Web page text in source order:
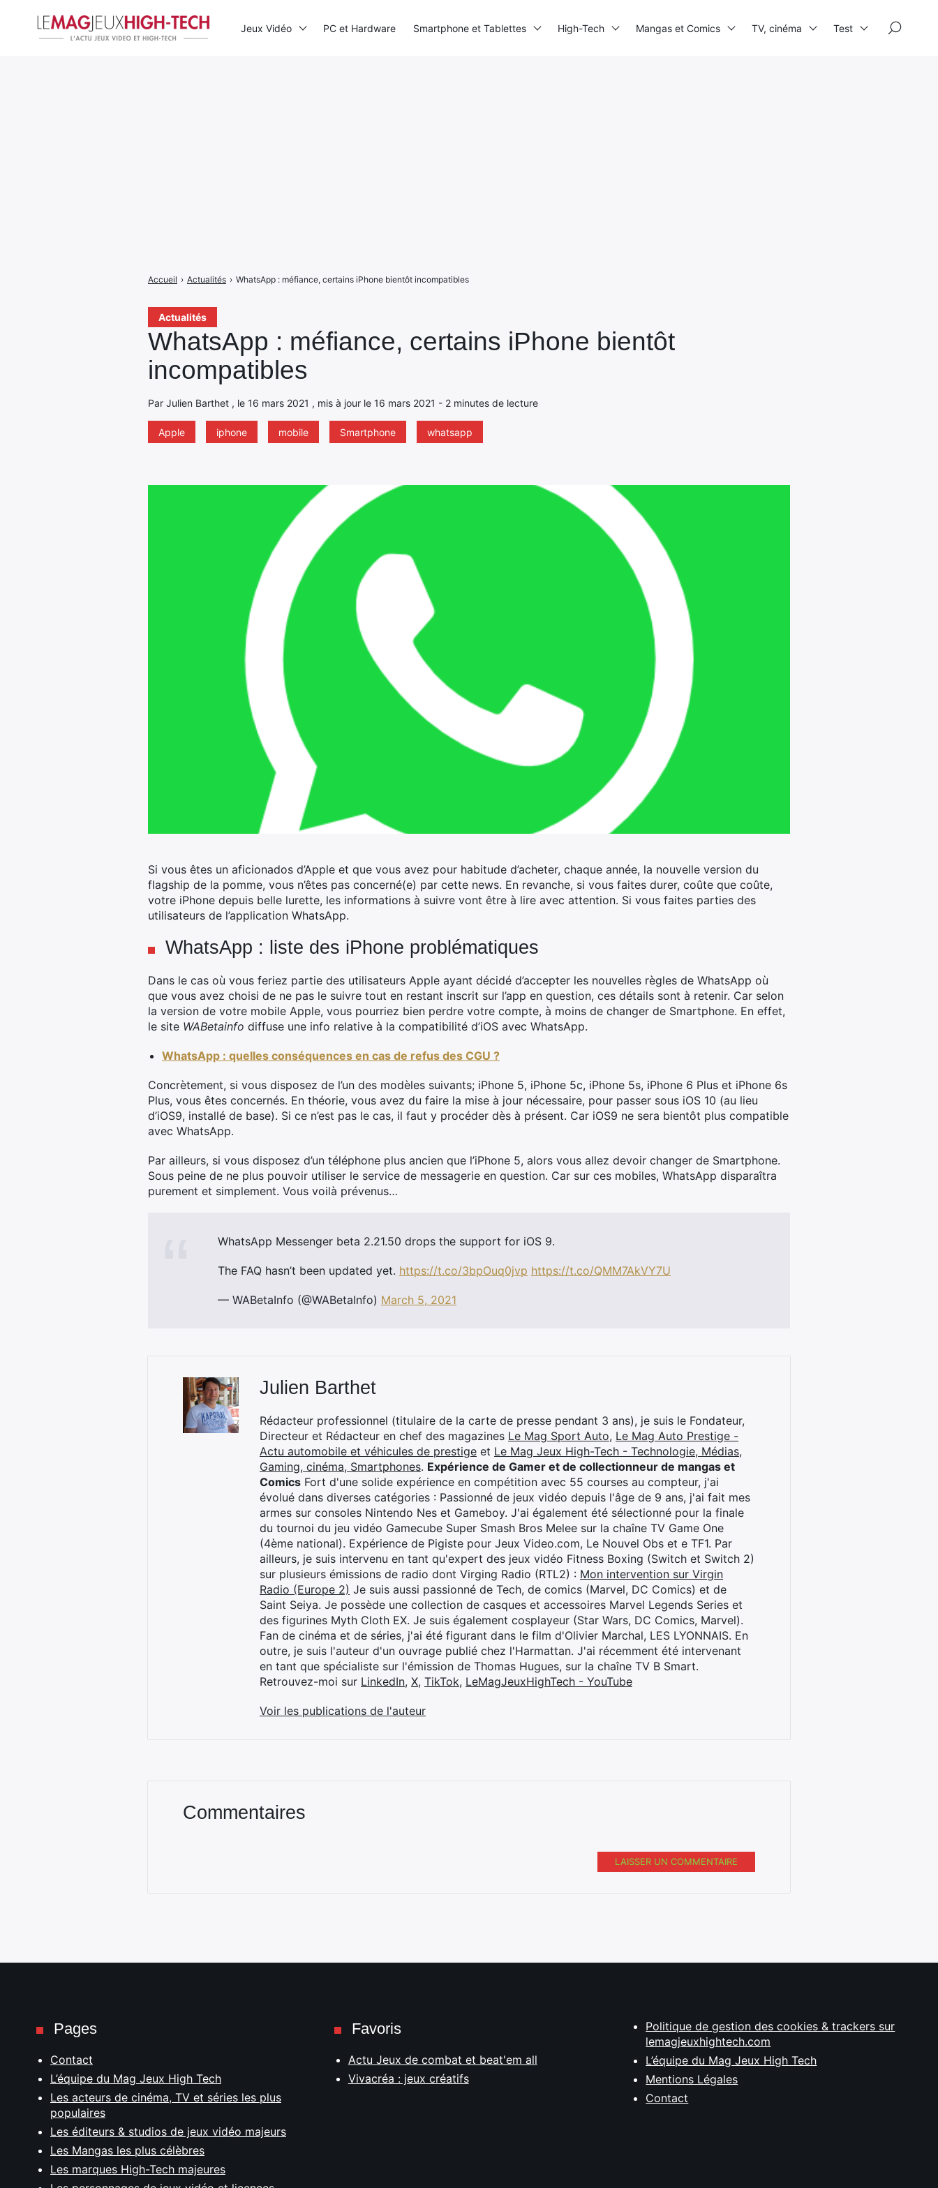
Actualités
WhatsApp : méfiance, certains iPhone bientôt
incompatibles
Par Julien Barthet , le 16 mars 2021 , mis à jour le 16 mars 2021 - 2 minutes de lecture
Apple iphone mobile Smartphone whatsapp
Accueil › Actualités › WhatsApp : méfiance, certains iPhone bientôt incompatibles
Si vous êtes un aficionados d’Apple et que vous avez pour habitude d’acheter, chaque année, la nouvelle version du
flagship de la pomme, vous n’êtes pas concerné(e) par cette news. En revanche, si vous faites durer, coûte que coûte,
votre iPhone depuis belle lurette, les informations à suivre vont être à lire avec attention. Si vous faites parties des
utilisateurs de l’application WhatsApp.
WhatsApp : liste des iPhone problématiques
Dans le cas où vous feriez partie des utilisateurs Apple ayant décidé d’accepter les nouvelles règles de WhatsApp où
que vous avez choisi de ne pas le suivre tout en restant inscrit sur l’app en question, ces détails sont à retenir. Car selon
la version de votre mobile Apple, vous pourriez bien perdre votre compte, à moins de changer de Smartphone. En effet,
le site WABetainfo diffuse une info relative à la compatibilité d’iOS avec WhatsApp.
WhatsApp : quelles conséquences en cas de refus des CGU ?
Concrètement, si vous disposez de l’un des modèles suivants; iPhone 5, iPhone 5c, iPhone 5s, iPhone 6 Plus et iPhone 6s
Plus, vous êtes concernés. En théorie, vous avez du faire la mise à jour nécessaire, pour passer sous iOS 10 (au lieu
d’iOS9, installé de base). Si ce n’est pas le cas, il faut y procéder dès à présent. Car iOS9 ne sera bientôt plus compatible
avec WhatsApp.
Par ailleurs, si vous disposez d’un téléphone plus ancien que l’iPhone 5, alors vous allez devoir changer de Smartphone.
Sous peine de ne plus pouvoir utiliser le service de messagerie en question. Car sur ces mobiles, WhatsApp disparaîtra
purement et simplement. Vous voilà prévenus…
WhatsApp Messenger beta 2.21.50 drops the support for iOS 9.
The FAQ hasn’t been updated yet. https://t.co/3bpOuq0jvp https://t.co/QMM7AkVY7U
— WABetaInfo (@WABetaInfo) March 5, 2021
Julien Barthet
Rédacteur professionnel (titulaire de la carte de presse pendant 3 ans), je suis le Fondateur,
Directeur et Rédacteur en chef des magazines Le Mag Sport Auto, Le Mag Auto Prestige -
Actu automobile et véhicules de prestige et Le Mag Jeux High-Tech - Technologie, Médias,
Gaming, cinéma, Smartphones. Expérience de Gamer et de collectionneur de mangas et
Comics Fort d'une solide expérience en compétition avec 55 courses au compteur, j'ai
évolué dans diverses catégories : Passionné de jeux vidéo depuis l'âge de 9 ans, j'ai fait mes
armes sur consoles Nintendo Nes et Gameboy. J'ai également été sélectionné pour la finale
du tournoi du jeu vidéo Gamecube Super Smash Bros Melee sur la chaîne TV Game One
(4ème national). Expérience de Pigiste pour Jeux Video.com, Le Nouvel Obs et e TF1. Par
ailleurs, je suis intervenu en tant qu'expert des jeux vidéo Fitness Boxing (Switch et Switch 2)
sur plusieurs émissions de radio dont Virging Radio (RTL2) : Mon intervention sur Virgin
Radio (Europe 2) Je suis aussi passionné de Tech, de comics (Marvel, DC Comics) et de
Saint Seiya. Je possède une collection de casques et accessoires Marvel Legends Series et
des figurines Myth Cloth EX. Je suis également cosplayeur (Star Wars, DC Comics, Marvel).
Fan de cinéma et de séries, j'ai été figurant dans le film d'Olivier Marchal, LES LYONNAIS. En
outre, je suis l'auteur d'un ouvrage publié chez l'Harmattan. J'ai récemment été intervenant
en tant que spécialiste sur l'émission de Thomas Hugues, sur la chaîne TV B Smart.
Retrouvez-moi sur LinkedIn, X, TikTok, LeMagJeuxHighTech - YouTube
Voir les publications de l'auteur
Commentaires
LAISSER UN COMMENTAIRE
Jeux Vidéo PC et Hardware Smartphone et Tablettes High-Tech Mangas et Comics TV, cinéma Test
Pages
Contact
L’équipe du Mag Jeux High Tech
Les acteurs de cinéma, TV et séries les plus
populaires
Les éditeurs & studios de jeux vidéo majeurs
Les Mangas les plus célèbres
Les marques High-Tech majeures
Favoris
Actu Jeux de combat et beat'em all
Vivacréa : jeux créatifs
Politique de gestion des cookies & trackers sur
lemagjeuxhightech.com
L’équipe du Mag Jeux High Tech
Mentions Légales
Contact